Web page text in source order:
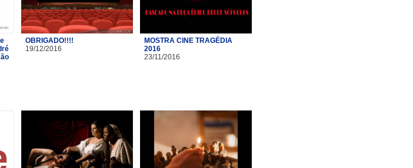
OBRIGADO!!!!
19/12/2016
MOSTRA CINE TRAGÉDIA
2016
23/11/2016